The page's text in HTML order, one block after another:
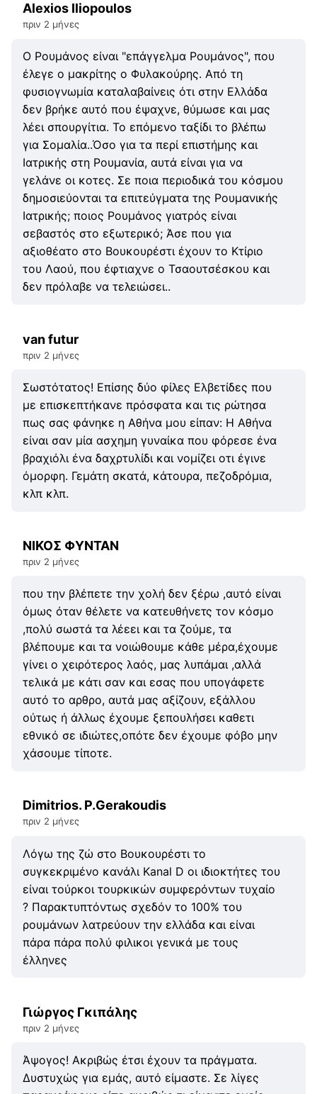
Alexios Iliopoulos
πριν 2 μήνες
Ο Ρουμάνος είναι "επάγγελμα Ρουμάνος", που
έλεγε ο μακρίτης ο Φυλακούρης. Από τη
φυσιογνωμία καταλαβαίνεις ότι στην Ελλάδα
δεν βρήκε αυτό που έψαχνε, θύμωσε και μας
λέει σπουργίτια. Το επόμενο ταξίδι το βλέπω
για Σομαλία..Όσο για τα περί επιστήμης και
Ιατρικής στη Ρουμανία, αυτά είναι για να
γελάνε οι κοτες. Σε ποια περιοδικά του κόσμου
δημοσιεύονται τα επιτεύγματα της Ρουμανικής
Ιατρικής; ποιος Ρουμάνος γιατρός είναι
σεβαστός στο εξωτερικό; Άσε που για
αξιοθέατο στο Βουκουρέστι έχουν το Κτίριο
του Λαού, που έφτιαχνε ο Τσαουτσέσκου και
δεν πρόλαβε να τελειώσει..
van futur
πριν 2 μήνες
Σωστότατος! Επίσης δύο φίλες Ελβετίδες που
με επισκεπτήκανε πρόσφατα και τις ρώτησα
πως σας φάνηκε η Αθήνα μου είπαν: Η Αθήνα
είναι σαν μία ασχημη γυναίκα που φόρεσε ένα
βραχιόλι ένα δαχρτυλίδι και νομίζει οτι έγινε
όμορφη. Γεμάτη σκατά, κάτουρα, πεζοδρόμια,
κλπ κλπ.
ΝΙΚΟΣ ΦΥΝΤΑΝ
πριν 2 μήνες
που την βλέπετε την χολή δεν ξέρω ,αυτό είναι
όμως όταν θέλετε να κατευθήνετς τον κόσμο
,πολύ σωστά τα λέεει και τα ζούμε, τα
βλέπουμε και τα νοιώθουμε κάθε μέρα,έχουμε
γίνει ο χειρότερος λαός, μας λυπάμαι ,αλλά
τελικά με κάτι σαν και εσας που υπογάφετε
αυτό το αρθρο, αυτά μας αξίζουν, εξάλλου
ούτως ή άλλως έχουμε ξεπουλήσει καθετι
εθνικό σε ιδιώτες,οπότε δεν έχουμε φόβο μην
χάσουμε τίποτε.
Dimitrios. P.Gerakoudis
πριν 2 μήνες
Λόγω της ζώ στο Βουκουρέστι το
συγκεκριμένο κανάλι Kanal D οι ιδιοκτήτες του
είναι τούρκοι τουρκικών συμφερόντων τυχαίο
? Παρακτυπτόντως σχεδόν το 100% του
ρουμάνων λατρεύουν την ελλάδα και είναι
πάρα πάρα πολύ φιλικοι γενικά με τους
έλληνες
Γιώργος Γκιπάλης
πριν 2 μήνες
Άψογος! Ακριβώς έτσι έχουν τα πράγματα.
Δυστυχώς για εμάς, αυτό είμαστε. Σε λίγες